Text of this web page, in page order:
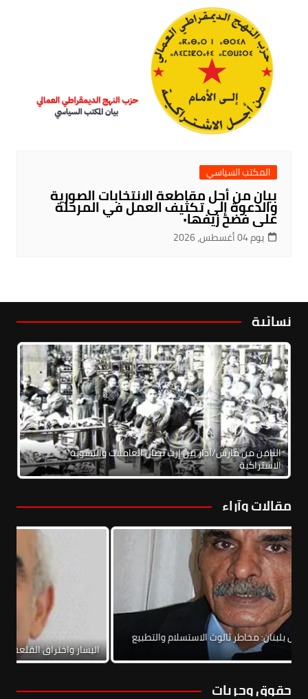
المكتب السياسي
بيان من أجل مقاطعة الانتخابات الصورية
والدعوة إلى تكثيف العمل في المرحلة
على فضح زيفها٠
يوم 04 أغسطس، 2026
نسائية
الثامن من مارس/آذار بين إرث نضال العاملات والنسوية
الاشتراكية
مقالات وآراء
الاتفاق الإطاري الخاص بلبنان: مخاطر ثالوث الاستسلام والتطبيع
والحرب الأهلية
حقوق وحريات